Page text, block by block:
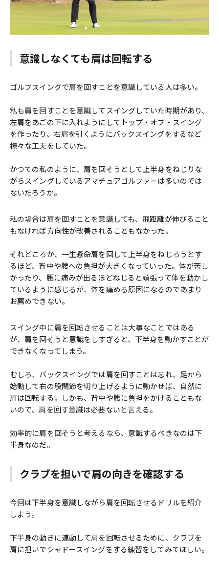
意識しなくても肩は回転する
ゴルフスイングで肩を回すことを意識している人は多い。
私も肩を回すことを意識してスイングしていた時期があり、
左肩をあごの下に入れようにしてトップ・オブ・スイング
を作ったり、右肩を引くようにバックスイングをするなど
様々な工夫をしていた。
かつての私のように、肩を回そうとして上半身をねじりな
がらスイングしているアマチュアゴルファーは多いのでは
ないだろうか。
私の場合は肩を回すことを意識しても、飛距離が伸びること
もなければ方向性が改善されることもなかった。
それどころか、一生懸命肩を回して上半身をねじろうとす
るほど、背中や腰への負担が大きくなっていった。体が苦し
かったり、腰に痛みが出るほどねじると頑張って体を動かし
ているように感じるが、体を痛める原因になるのであまり
お薦めできない。
スイング中に肩を回転させることは大事なことではある
が、肩を回そうと意識をしすぎると、下半身を動かすことが
できなくなってしまう。
むしろ、バックスイングでは肩を回すことは忘れ、足から
始動して右の股関節を切り上げるように動かせば、自然に
肩は回転する。しかも、背中や腰に負担をかけることもな
いので、肩を回す意識は必要ないと言える。
効率的に肩を回そうと考えるなら、意識するべきなのは下
半身なのだ。
クラブを担いで肩の向きを確認する
今回は下半身を意識しながら肩を回転させるドリルを紹介
しよう。
下半身の動きに連動して肩を回転させるために、クラブを
肩に担いでシャドースイングをする練習をしてみてほしい。